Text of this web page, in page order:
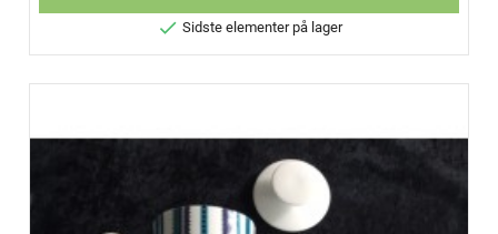
 Sidste elementer på lager